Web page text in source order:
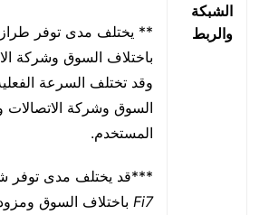
الشبكة
والربط
** يختلف مدى توفر طراز
باختلاف السوق وشركة
وقد تختلف السرعة
السوق وشركة الاتصالات
المستخدم.
***قد يختلف مدى توفر
Fi7باختلاف السوق ومزود